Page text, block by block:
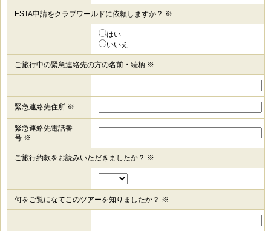
ESTA申請をクラブワールドに依頼しますか？ ※
はい
いいえ
ご旅行中の緊急連絡先の方の名前・続柄 ※
緊急連絡先住所 ※
緊急連絡先電話番
号 ※
ご旅行約款をお読みいただきましたか？ ※
何をご覧になてこのツアーを知りましたか？ ※